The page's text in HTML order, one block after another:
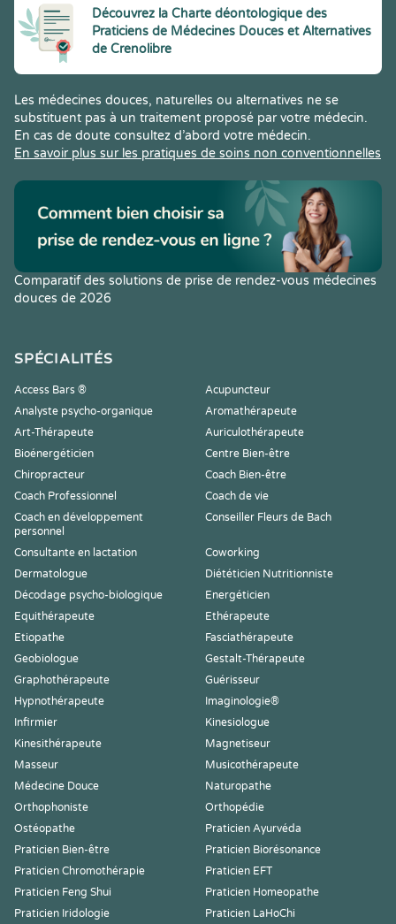
Découvrez la Charte déontologique des
Praticiens de Médecines Douces et Alternatives
de Crenolibre
Les médecines douces, naturelles ou alternatives ne se
substituent pas à un traitement proposé par votre médecin.
En cas de doute consultez d’abord votre médecin.
En savoir plus sur les pratiques de soins non conventionnelles
Comparatif des solutions de prise de rendez-vous médecines
douces de 2026
SPÉCIALITÉS
Access Bars ®
Acupuncteur
Analyste psycho-organique
Aromathérapeute
Art-Thérapeute
Auriculothérapeute
Bioénergéticien
Centre Bien-être
Chiropracteur
Coach Bien-être
Coach Professionnel
Coach de vie
Coach en développement
personnel
Conseiller Fleurs de Bach
Consultante en lactation
Coworking
Dermatologue
Diététicien Nutritionniste
Décodage psycho-biologique
Energéticien
Equithérapeute
Ethérapeute
Etiopathe
Fasciathérapeute
Geobiologue
Gestalt-Thérapeute
Graphothérapeute
Guérisseur
Hypnothérapeute
Imaginologie®
Infirmier
Kinesiologue
Kinesithérapeute
Magnetiseur
Masseur
Musicothérapeute
Médecine Douce
Naturopathe
Orthophoniste
Orthopédie
Ostéopathe
Praticien Ayurvéda
Praticien Bien-être
Praticien Biorésonance
Praticien Chromothérapie
Praticien EFT
Praticien Feng Shui
Praticien Homeopathe
Praticien Iridologie
Praticien LaHoChi